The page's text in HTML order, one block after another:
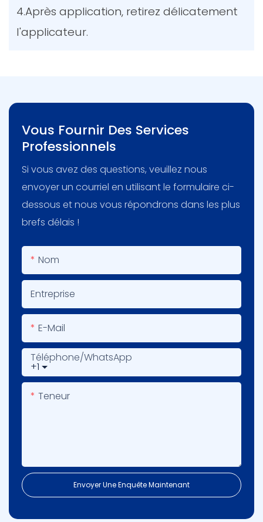
4.Après application, retirez délicatement
l'applicateur.
Vous Fournir Des Services
Professionnels
Si vous avez des questions, veuillez nous
envoyer un courriel en utilisant le formulaire ci-
dessous et nous vous répondrons dans les plus
brefs délais !
Nom
Entreprise
E-Mail
+1
Téléphone/WhatsApp
Teneur
Envoyer Une Enquête Maintenant